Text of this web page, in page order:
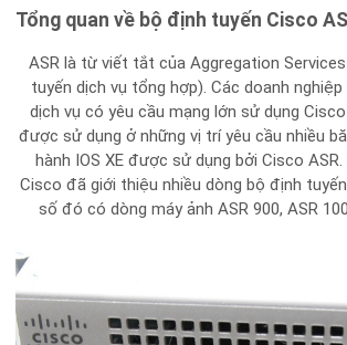
Tổng quan về bộ định tuyến Cisco
ASR là từ viết tắt của Aggregation
tuyến dịch vụ tổng hợp). Các doanh nghiệp
dịch vụ có yêu cầu mạng lớn sử dụng
được sử dụng ở những vị trí yêu cầu nhiều
hành IOS XE được sử dụng bởi Cisco ASR.
Cisco đã giới thiệu nhiều dòng bộ định
số đó có dòng máy ảnh ASR 900, ASR